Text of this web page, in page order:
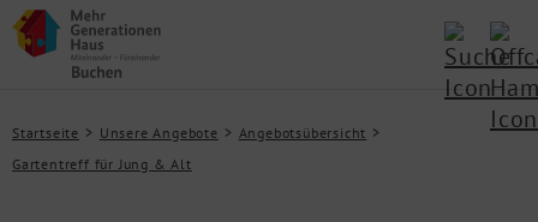
Startseite Unsere Angebote
Angebotsübersicht
Gartentreff für Jung & Alt